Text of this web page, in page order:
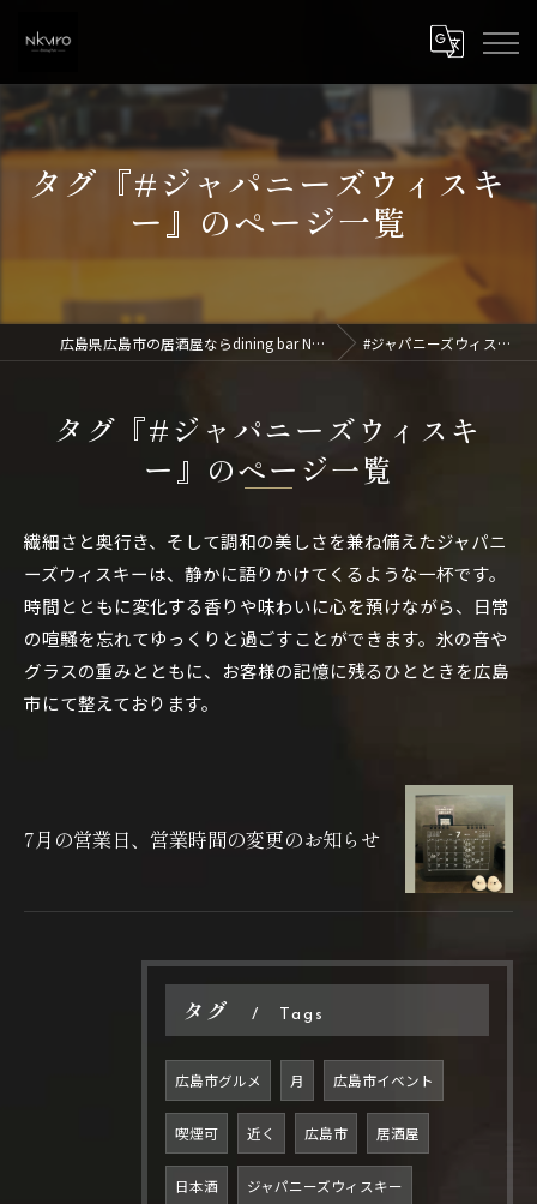
タグ『#ジャパニーズウィスキ
ー』のページ一覧
広島県広島市の居酒屋ならdining bar NKURO #ジャパニーズウィスキー
タグ『#ジャパニーズウィスキ
ー』のページ一覧
繊細さと奥行き、そして調和の美しさを兼ね備えたジャパニ
ーズウィスキーは、静かに語りかけてくるような一杯です。
時間とともに変化する香りや味わいに心を預けながら、日常
の喧騒を忘れてゆっくりと過ごすことができます。氷の音や
グラスの重みとともに、お客様の記憶に残るひとときを広島
市にて整えております。
7月の営業日、営業時間の変更のお知らせ
タグ Tags
広島市グルメ 月 広島市イベント
喫煙可 近く 広島市 居酒屋
日本酒 ジャパニーズウィスキー